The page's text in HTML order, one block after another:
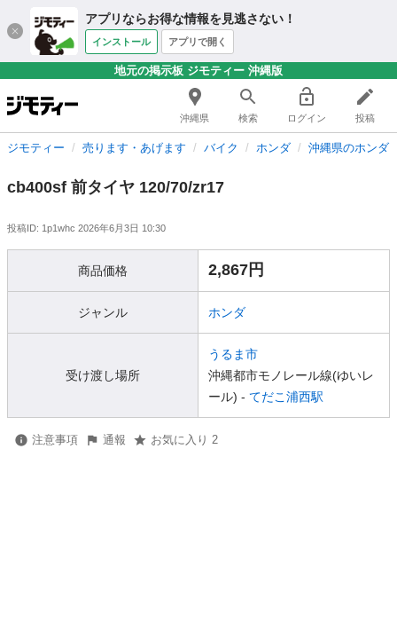
アプリならお得な情報を見逃さない！
インストール アプリで開く
地元の掲示板 ジモティー 沖縄版
沖縄県 検索 ログイン 投稿
ジモティー 売ります・あげます バイク ホンダ 沖縄県のホンダ
cb400sf 前タイヤ 120/70/zr17
投稿ID: 1p1whc 2026年6月3日 10:30
商品価格 2,867円
ジャンル ホンダ
受け渡し場所
うるま市
沖縄都市モノレール線(ゆいレ
ール) - てだこ浦西駅
注意事項 通報 お気に入り 2